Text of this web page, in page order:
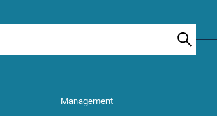
Management